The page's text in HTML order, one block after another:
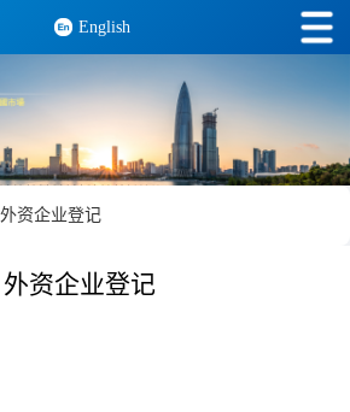
English
外资企业登记
外资企业登记